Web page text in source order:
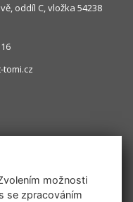
oddíl C, vložka 54238
tomi.cz
OK
možnosti
se zpracováním